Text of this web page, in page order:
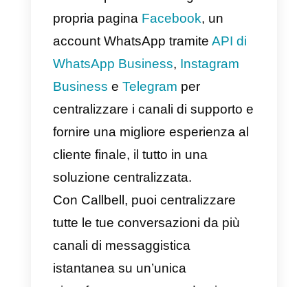
Cos’è Callbell?
Callbellè una piattaforma SaaS
B2B incentrata sulla